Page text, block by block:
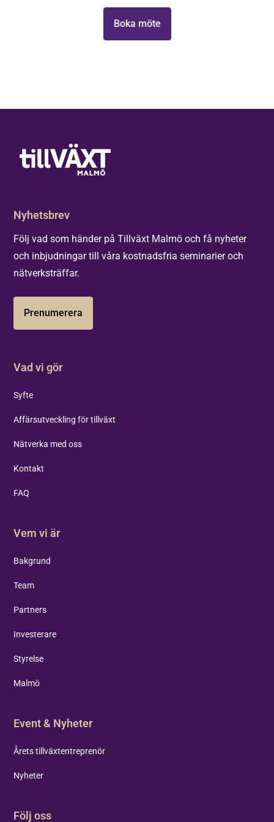
Boka möte
Nyhetsbrev
Följ vad som händer på Tillväxt Malmö och få nyheter
och inbjudningar till våra kostnadsfria seminarier och
nätverksträffar.
Prenumerera
Vad vi gör
Syfte
Affärsutveckling för tillväxt
Nätverka med oss
Kontakt
FAQ
Vem vi är
Bakgrund
Team
Partners
Investerare
Styrelse
Malmö
Event & Nyheter
Årets tillväxtentreprenör
Nyheter
Följ oss